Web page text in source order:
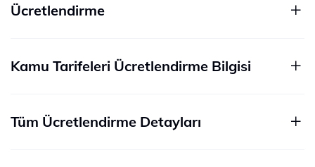
Ücretlendirme
Kamu Tarifeleri Ücretlendirme Bilgisi
Tüm Ücretlendirme Detayları